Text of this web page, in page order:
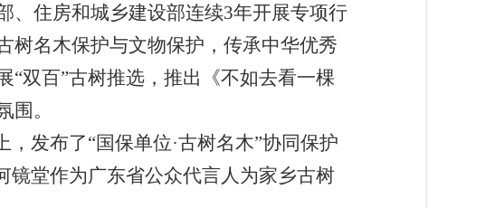
、住房和城乡建设部连续3年开展专项行
树名木保护与文物保护，传承中华优秀
双百”古树推选，推出《不如去看一棵
。
发布了“国保单位·古树名木”协同保护
镜堂作为广东省公众代言人为家乡古树